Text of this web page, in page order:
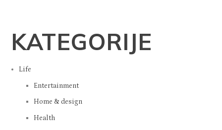
KATEGORIJE
Life
Entertainment
Home & design
Health